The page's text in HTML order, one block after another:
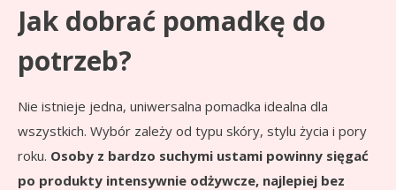
Jak dobrać pomadkę do
potrzeb?
Nie istnieje jedna, uniwersalna pomadka idealna dla
wszystkich. Wybór zależy od typu skóry, stylu życia i pory
roku. Osoby z bardzo suchymi ustami powinny sięgać
po produkty intensywnie odżywcze, najlepiej bez